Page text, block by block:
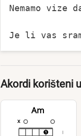
Nemamo vize
Akordi korišteni
Am
x
I
1